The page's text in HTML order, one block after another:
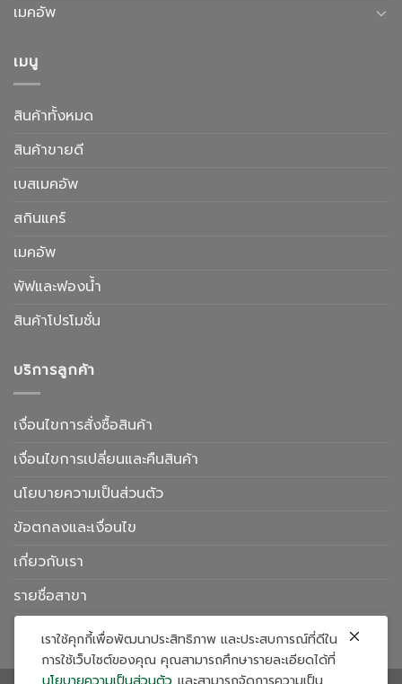
เมคอัพ
เมนู
สินค้าทั้งหมด
สินค้าขายดี
เบสเมคอัพ
สกินแคร์
เมคอัพ
พัฟและฟองน้ำ
สินค้าโปรโมชั่น
บริการลูกค้า
เงื่อนไขการสั่งซื้อสินค้า
เงื่อนไขการเปลี่ยนและคืนสินค้า
นโยบายความเป็นส่วนตัว
ข้อตกลงและเงื่อนไข
เกี่ยวกับเรา
รายชื่อสาขา
ติดต่อเรา
เราใช้คุกกี้เพื่อพัฒนาประสิทธิภาพ และประสบการณ์ที่ดีใน
การใช้เว็บไซต์ของคุณ คุณสามารถศึกษารายละเอียดได้ที่